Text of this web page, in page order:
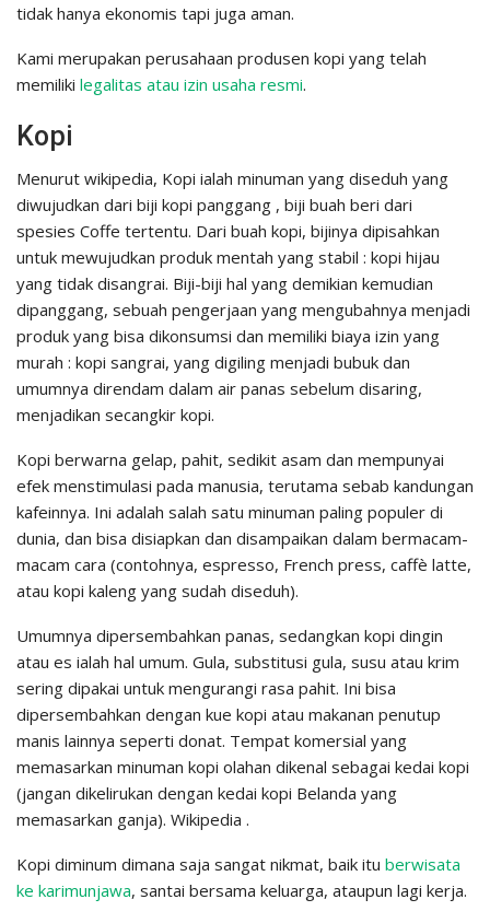
tidak hanya ekonomis tapi juga aman.
Kami merupakan perusahaan produsen kopi yang telah
memiliki legalitas atau izin usaha resmi.
Kopi
Menurut wikipedia, Kopi ialah minuman yang diseduh yang
diwujudkan dari biji kopi panggang , biji buah beri dari
spesies Coffe tertentu. Dari buah kopi, bijinya dipisahkan
untuk mewujudkan produk mentah yang stabil : kopi hijau
yang tidak disangrai. Biji-biji hal yang demikian kemudian
dipanggang, sebuah pengerjaan yang mengubahnya menjadi
produk yang bisa dikonsumsi dan memiliki biaya izin yang
murah : kopi sangrai, yang digiling menjadi bubuk dan
umumnya direndam dalam air panas sebelum disaring,
menjadikan secangkir kopi.
Kopi berwarna gelap, pahit, sedikit asam dan mempunyai
efek menstimulasi pada manusia, terutama sebab kandungan
kafeinnya. Ini adalah salah satu minuman paling populer di
dunia, dan bisa disiapkan dan disampaikan dalam bermacam-
macam cara (contohnya, espresso, French press, caffè latte,
atau kopi kaleng yang sudah diseduh).
Umumnya dipersembahkan panas, sedangkan kopi dingin
atau es ialah hal umum. Gula, substitusi gula, susu atau krim
sering dipakai untuk mengurangi rasa pahit. Ini bisa
dipersembahkan dengan kue kopi atau makanan penutup
manis lainnya seperti donat. Tempat komersial yang
memasarkan minuman kopi olahan dikenal sebagai kedai kopi
(jangan dikelirukan dengan kedai kopi Belanda yang
memasarkan ganja). Wikipedia .
Kopi diminum dimana saja sangat nikmat, baik itu berwisata
ke karimunjawa, santai bersama keluarga, ataupun lagi kerja.